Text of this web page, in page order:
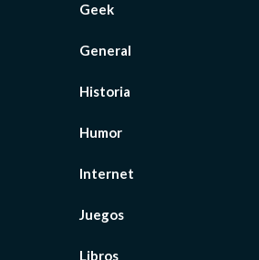
Geek
General
Historia
Humor
Internet
Juegos
Libros